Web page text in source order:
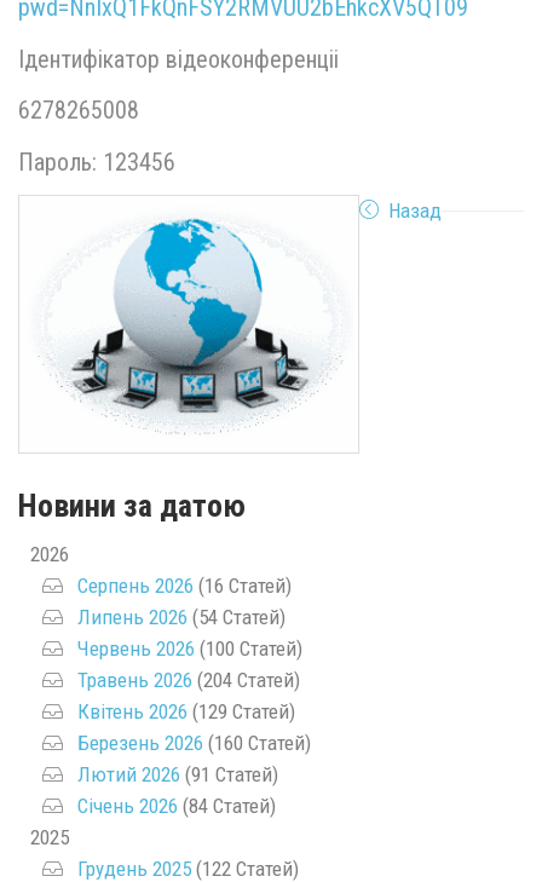
pwd=NnIxQ1FkQnFSY2RMVUU2bEhkcXV5QT09
Ідентифікатор відеоконференціі
6278265008
Пароль: 123456
Назад
Новини за датою
2026
Серпень 2026 (16 Статей)
Липень 2026 (54 Статей)
Червень 2026 (100 Статей)
Травень 2026 (204 Статей)
Квітень 2026 (129 Статей)
Березень 2026 (160 Статей)
Лютий 2026 (91 Статей)
Січень 2026 (84 Статей)
2025
Грудень 2025 (122 Статей)